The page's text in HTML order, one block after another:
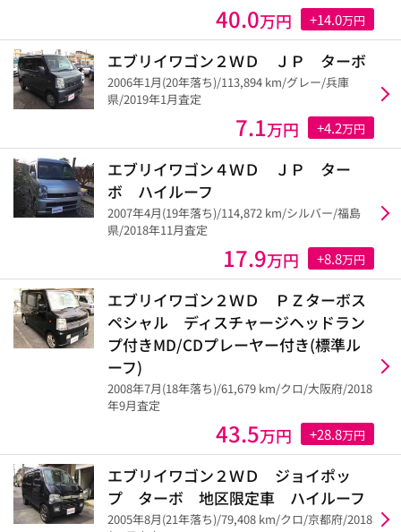
40.0万円 +14.0万円
エブリイワゴン２ＷＤ ＪＰ ターボ
2006年1月(20年落ち)/113,894 km/グレー/兵庫
県/2019年1月査定
7.1万円 +4.2万円
エブリイワゴン４ＷＤ ＪＰ ター
ボ ハイルーフ
2007年4月(19年落ち)/114,872 km/シルバー/福島
県/2018年11月査定
17.9万円 +8.8万円
エブリイワゴン２ＷＤ ＰＺターボス
ペシャル ディスチャージヘッドラン
プ付きMD/CDプレーヤー付き(標準ル
ーフ)
2008年7月(18年落ち)/61,679 km/クロ/大阪府/2018
年9月査定
43.5万円 +28.8万円
エブリイワゴン２ＷＤ ジョイポッ
プ ターボ 地区限定車 ハイルーフ
2005年8月(21年落ち)/79,408 km/クロ/京都府/2018